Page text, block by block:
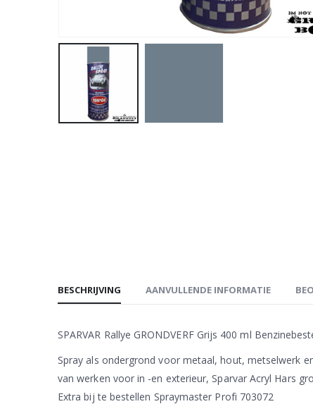
BESCHRIJVING AANVULLENDE INFORMATIE
SPARVAR Rallye GRONDVERF Grijs 400 ml
Spray als ondergrond voor metaal, hout, metselwerk
van werken voor in -en exterieur, Sparvar Acryl Hars
Extra bij te bestellen Spraymaster Profi 703072